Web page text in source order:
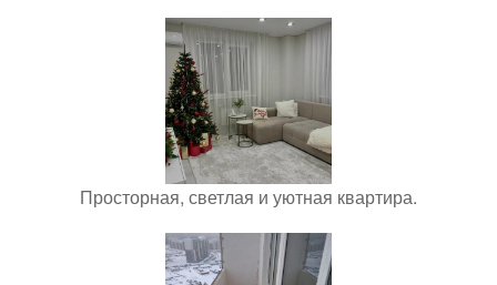
Просторная, светлая и уютная квартира.